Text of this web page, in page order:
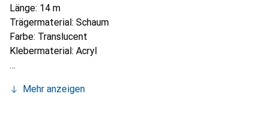
Länge: 14 m
Trägermaterial: Schaum
Farbe: Translucent
Klebermaterial: Acryl
Mehr anzeigen